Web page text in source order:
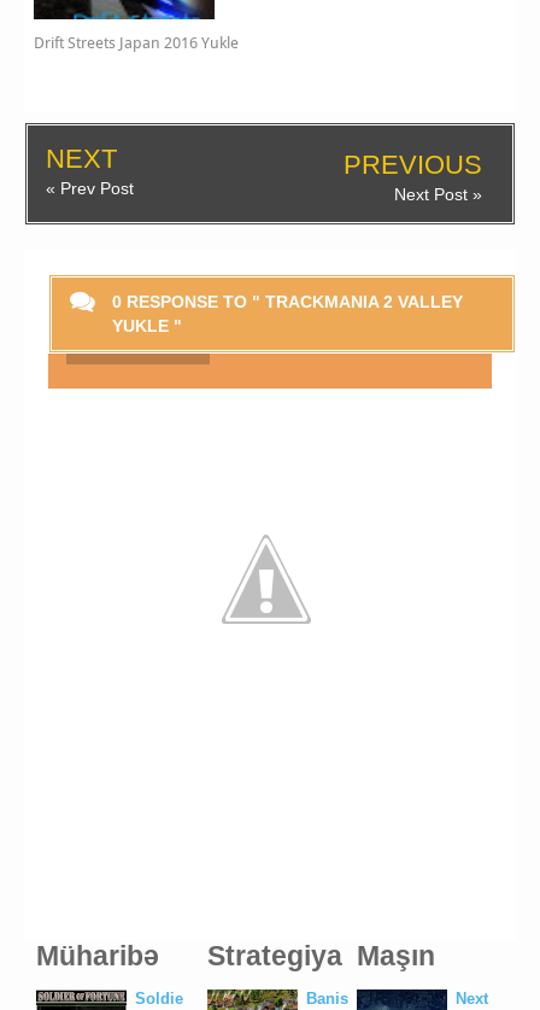
Drift Streets Japan 2016 Yukle
NEXT
« Prev Post
PREVIOUS
Next Post »
0 RESPONSE TO " TRACKMANIA 2 VALLEY
YUKLE "
Smaylikləri Göstər
Müharibə
Soldie
Maşın
Next
Strategiya
Banis